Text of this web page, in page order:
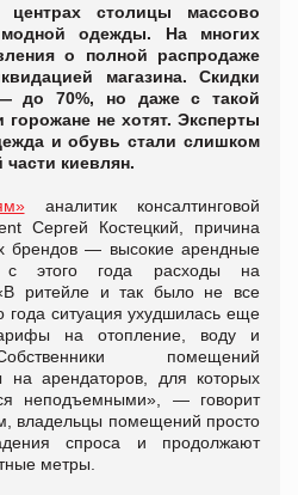
столицы массово
модной одежды. На многих
о полной распродаже
магазина. Скидки
до 70%, но даже с такой
горожане не хотят. Эксперты
и обувь стали слишком
киевлян.
аналитик консалтинговой
Сергей Костецкий, причина
брендов — высокие арендные
с этого года расходы на
ритейле и так было не все
года ситуация ухудшилась еще
на отопление, воду и
помещений
на арендаторов, для которых
неподъемными», — говорит
владельцы помещений просто
спроса и продолжают
метры.